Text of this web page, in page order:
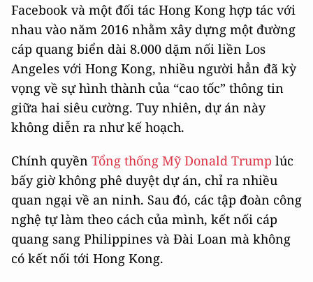
Facebook và một đối tác Hong Kong hợp tác với
nhau vào năm 2016 nhằm xây dựng một đường
cáp quang biển dài 8.000 dặm nối liền Los
Angeles với Hong Kong, nhiều người hẳn đã kỳ
vọng về sự hình thành của “cao tốc” thông tin
giữa hai siêu cường. Tuy nhiên, dự án này
không diễn ra như kế hoạch.
Chính quyền Tổng thống Mỹ Donald Trump lúc
bấy giờ không phê duyệt dự án, chỉ ra nhiều
quan ngại về an ninh. Sau đó, các tập đoàn công
nghệ tự làm theo cách của mình, kết nối cáp
quang sang Philippines và Đài Loan mà không
có kết nối tới Hong Kong.